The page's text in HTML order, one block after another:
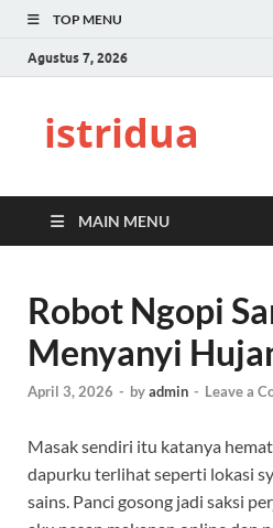
TOP MENU
Agustus 7, 2026
istridua
MAIN MENU
Robot Ngopi
Menyanyi
April 3, 2026 - byadmin - Leave a
Masak sendiri itu katanya
dapurku terlihat seperti lokasi
sains. Panci gosong jadi saksi